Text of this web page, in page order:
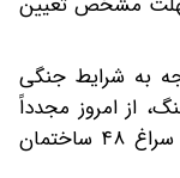
به شرایط جنگی
از امروز مجدداً
طرح «دوشنبه‌های ایمنی» آغاز شده و به سراغ ۴۸ ساختمان